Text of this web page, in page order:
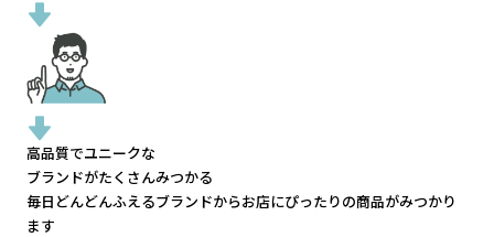
高品質でユニークな
ブランドがたくさんみつかる
毎日どんどんふえるブランドからお店にぴったりの商品がみつかり
ます